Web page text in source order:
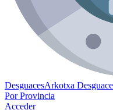
DesguacesArkotxa
Por Provincia
Acceder